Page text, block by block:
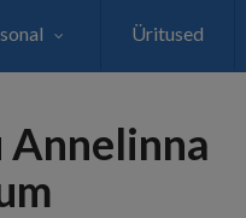
Üritused
Annelinna